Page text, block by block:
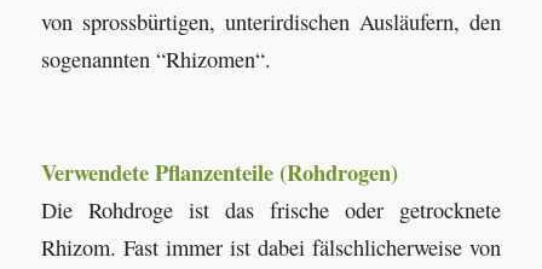
von sprossbürtigen, unterirdischen Ausläufern, den
sogenannten “Rhizomen“.
Verwendete Pflanzenteile (Rohdrogen)
Die Rohdroge ist das frische oder getrocknete
Rhizom. Fast immer ist dabei fälschlicherweise von